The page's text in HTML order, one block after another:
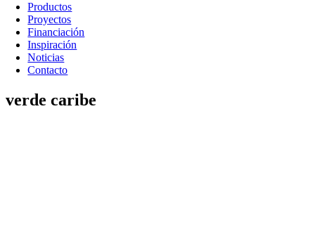
Productos
Proyectos
Financiación
Inspiración
Noticias
Contacto
verde caribe